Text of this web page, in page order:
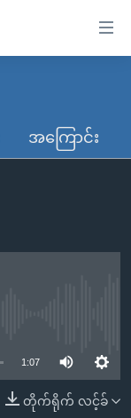
အကြောင်း
1:07
တိုက်ရိုက် လင့်ခ်